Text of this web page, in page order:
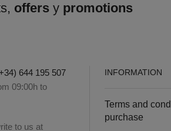
offers y promotions
644 195 507
09:00h to
to us at
INFORMATION
Terms and
purchase